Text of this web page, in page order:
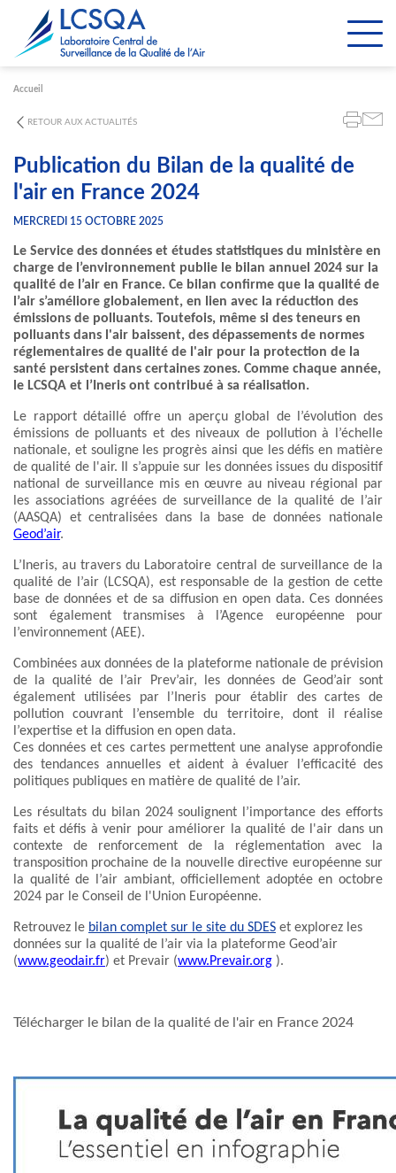
Accueil
RETOUR AUX ACTUALITÉS
Publication du Bilan de la qualité de
l'air en France 2024
MERCREDI 15 OCTOBRE 2025
Le Service des données et études statistiques du ministère en
charge de l’environnement publie le bilan annuel 2024 sur la
qualité de l’air en France. Ce bilan confirme que la qualité de
l’air s’améliore globalement, en lien avec la réduction des
émissions de polluants. Toutefois, même si des teneurs en
polluants dans l'air baissent, des dépassements de normes
réglementaires de qualité de l'air pour la protection de la
santé persistent dans certaines zones. Comme chaque année,
le LCSQA et l’Ineris ont contribué à sa réalisation.
Le rapport détaillé offre un aperçu global de l’évolution des
émissions de polluants et des niveaux de pollution à l’échelle
nationale, et souligne les progrès ainsi que les défis en matière
de qualité de l'air. Il s’appuie sur les données issues du dispositif
national de surveillance mis en œuvre au niveau régional par
les associations agréées de surveillance de la qualité de l’air
(AASQA) et centralisées dans la base de données nationale
Geod’air.
L’Ineris, au travers du Laboratoire central de surveillance de la
qualité de l’air (LCSQA), est responsable de la gestion de cette
base de données et de sa diffusion en open data. Ces données
sont également transmises à l’Agence européenne pour
l’environnement (AEE).
Combinées aux données de la plateforme nationale de prévision
de la qualité de l’air Prev’air, les données de Geod’air sont
également utilisées par l’Ineris pour établir des cartes de
pollution couvrant l’ensemble du territoire, dont il réalise
l’expertise et la diffusion en open data.
Ces données et ces cartes permettent une analyse approfondie
des tendances annuelles et aident à évaluer l’efficacité des
politiques publiques en matière de qualité de l’air.
Les résultats du bilan 2024 soulignent l’importance des efforts
faits et défis à venir pour améliorer la qualité de l'air dans un
contexte de renforcement de la réglementation avec la
transposition prochaine de la nouvelle directive européenne sur
la qualité de l’air ambiant, officiellement adoptée en octobre
2024 par le Conseil de l'Union Européenne.
Retrouvez le bilan complet sur le site du SDES et explorez les
données sur la qualité de l’air via la plateforme Geod’air
(www.geodair.fr) et Prevair (www.Prevair.org ).
Télécharger le bilan de la qualité de l'air en France 2024
Paramétrer les cookies